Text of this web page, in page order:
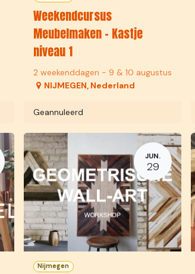
Weekendcursus
Meubelmaken - Kastje
niveau 1
2 weekenddagen - 9 & 10 augustus
NIJMEGEN Nederland
Geannuleerd
JUN.
29
Nijmegen